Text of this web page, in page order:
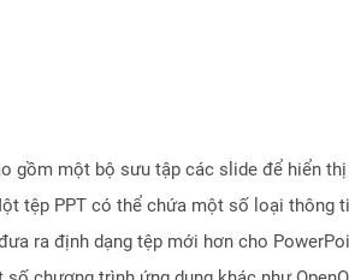
gồm một bộ sưu tập các slide để hiển
tệp PPT có thể chứa một số loại thông
ra định dạng tệp mới hơn cho